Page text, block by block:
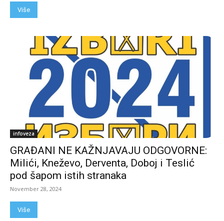
Više
infoveza
GRAĐANI NE KAŽNJAVAJU ODGOVORNE:
Milići, Kneževo, Derventa, Doboj i Teslić
pod šapom istih stranaka
November 28, 2024
Više